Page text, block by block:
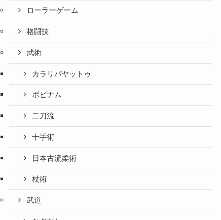
ローラーゲーム
格闘技
武術
カラリパヤットゥ
ボビナム
二刀流
十手術
日本古流柔術
杖術
武道